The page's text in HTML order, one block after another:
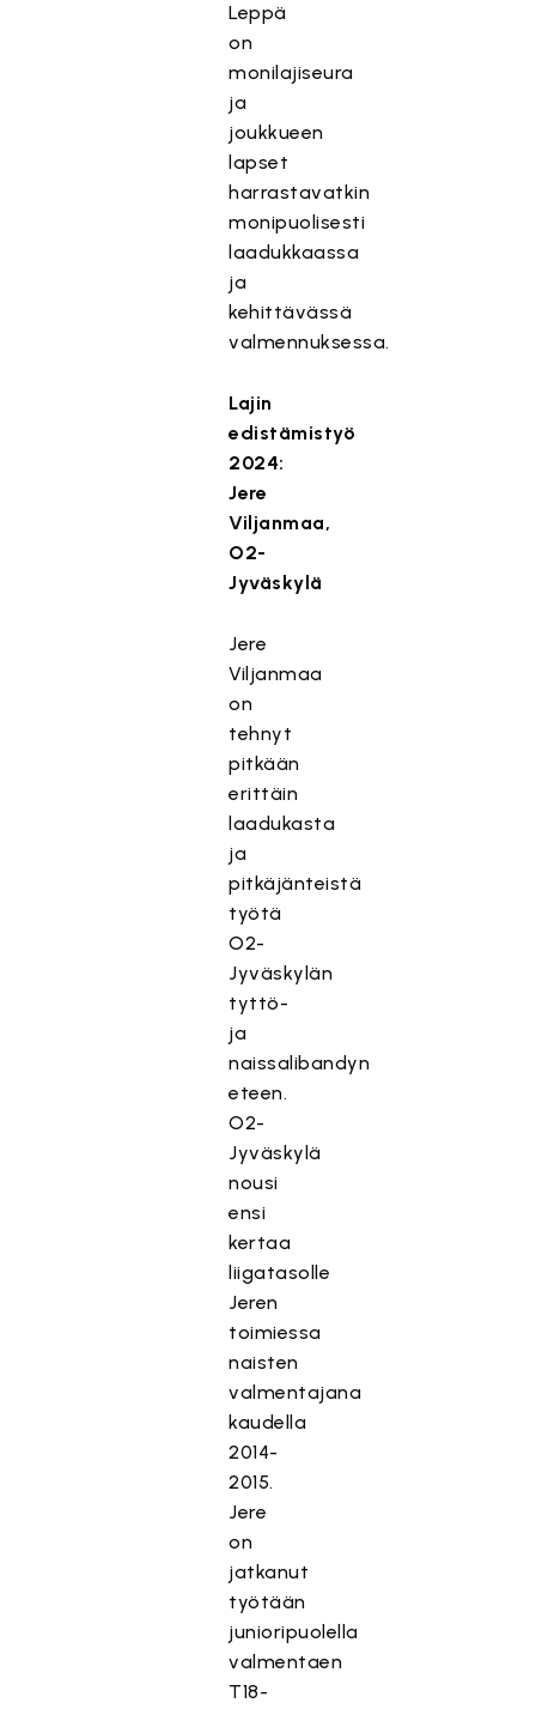
Leppä
on
monilajiseura
ja
joukkueen
lapset
harrastavatkin
monipuolisesti
laadukkaassa
ja
kehittävässä
valmennuksessa.
Lajin
edistämistyö
2024:
Jere
Viljanmaa,
O2-
Jyväskylä
Jere
Viljanmaa
on
tehnyt
pitkään
erittäin
laadukasta
ja
pitkäjänteistä
työtä
O2-
Jyväskylän
tyttö-
ja
naissalibandyn
eteen.
O2-
Jyväskylä
nousi
ensi
kertaa
liigatasolle
Jeren
toimiessa
naisten
valmentajana
kaudella
2014-
2015.
Jere
on
jatkanut
työtään
junioripuolella
valmentaen
T18-